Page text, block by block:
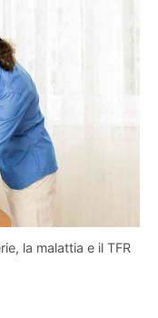
la malattia e il TFR